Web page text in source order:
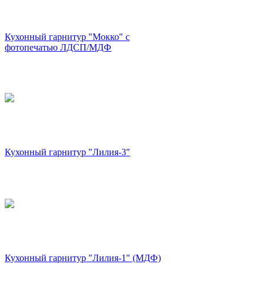
Кухонный гарнитур "Мокко" с
фотопечатью ЛДСП/МДФ
Кухонный гарнитур "Лилия-3"
Кухонный гарнитур "Лилия-1" (МДФ)